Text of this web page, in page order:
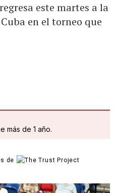
este martes a la
en el torneo que
más de 1 año.
de